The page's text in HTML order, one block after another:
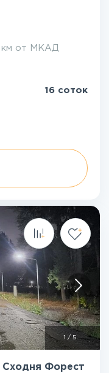
км от МКАД
16 соток
1 / 5
Сходня Форест